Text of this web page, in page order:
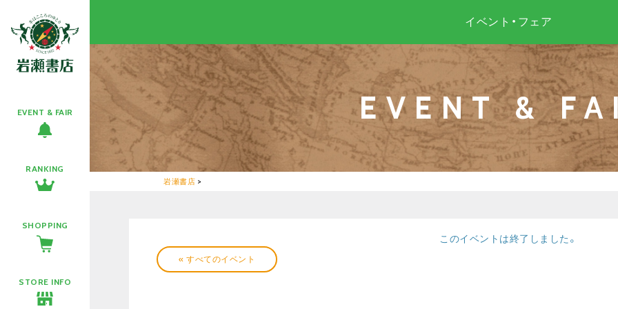
EVENT & FAIR
RANKING
SHOPPING
STORE INFO
イベント・フェア
EVENT &
岩瀬書店 >
« すべてのイベント
このイベントは終了しました。